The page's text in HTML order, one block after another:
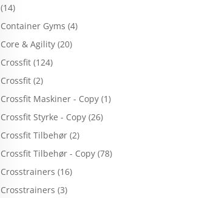
(14)
Container Gyms (4)
Core & Agility (20)
Crossfit (124)
Crossfit (2)
Crossfit Maskiner - Copy (1)
Crossfit Styrke - Copy (26)
Crossfit Tilbehør (2)
Crossfit Tilbehør - Copy (78)
Crosstrainers (16)
Crosstrainers (3)